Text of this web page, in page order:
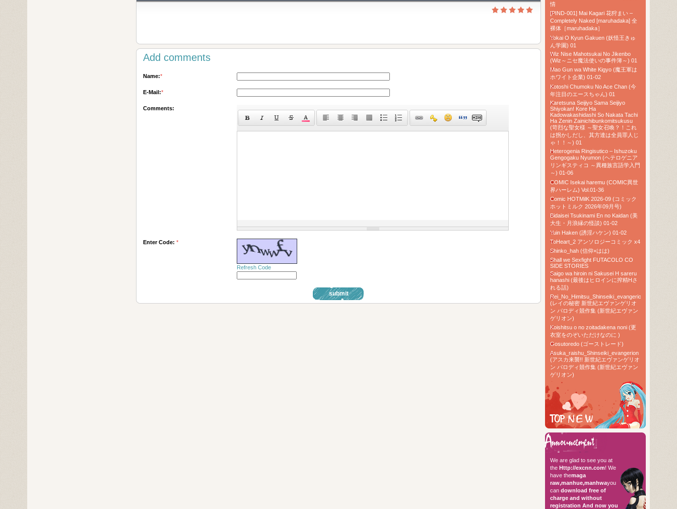
Add comments
Name:*
E-Mail:*
Comments:
Enter Code: *
Refresh Code
情
[PIND-001] Mai Kagari 花狩まい –
Completely Naked [maruhadaka] 全
裸体［maruhadaka］
Yokai O Kyun Gakuen (妖怪王きゅ
ん学園) 01
Wiz Nise Mahotsukai No Jikenbo
(Wiz～ニセ魔法使いの事件簿～) 01
Mao Gun wa White Kigyo (魔王軍は
ホワイト企業) 01-02
Kotoshi Chumoku No Ace Chan (今
年注目のエースちゃん) 01
Karetsuna Seijiyo Sama Seijiyo
Shiyokan! Kore Ha
Kadowakashidashi So Nakata Tachi
Ha Zenin Zainichibunkomitsukusu
(苛烈な聖女様 ～聖女召喚？！これ
は拐かしだし、其方達は全員罪人じ
ゃ！！～) 01
Heterogenia Ringisutico – Ishuzoku
Gengogaku Nyumon (ヘテロゲニア
リンギスティコ ～異種族言語学入門
～) 01-06
COMIC Isekai haremu (COMIC異世
界ハーレム) Vol.01-36
Comic HOTMilK 2026-09 (コミック
ホットミルク 2026年09月号)
Bidaisei Tsukinami En no Kaidan (美
大生・月浪縁の怪談) 01-02
Yuin Haken (誘淫ハケン) 01-02
ToHeart_2 アンソロジーコミック x4
Shinko_hah (信仰×はは)
Shall we Sexfight FUTACOLO CO
SIDE STORIES
Saigo wa hiroin ni Sakusei H sareru
hanashi (最後はヒロインに搾精Hさ
れる話)
Rei_No_Himitsu_Shinseiki_evangerion
(レイの秘密 新世紀エヴァンゲリオ
ン パロディ競作集 (新世紀エヴァン
ゲリオン)
Koishitsu o no zoitadakena noni (更
衣室をのぞいただけなのに )
Gosutoredo (ゴーストレード)
Asuka_raishu_Shinseiki_evangerion
(アスカ来襲!! 新世紀エヴァンゲリオ
ン パロディ競作集 (新世紀エヴァン
ゲリオン)
We are glad to see you at
theHttp://excnn.com! We
have themaga
raw,manhue,manhwayou
candownload free of
charge and without
registration And now you